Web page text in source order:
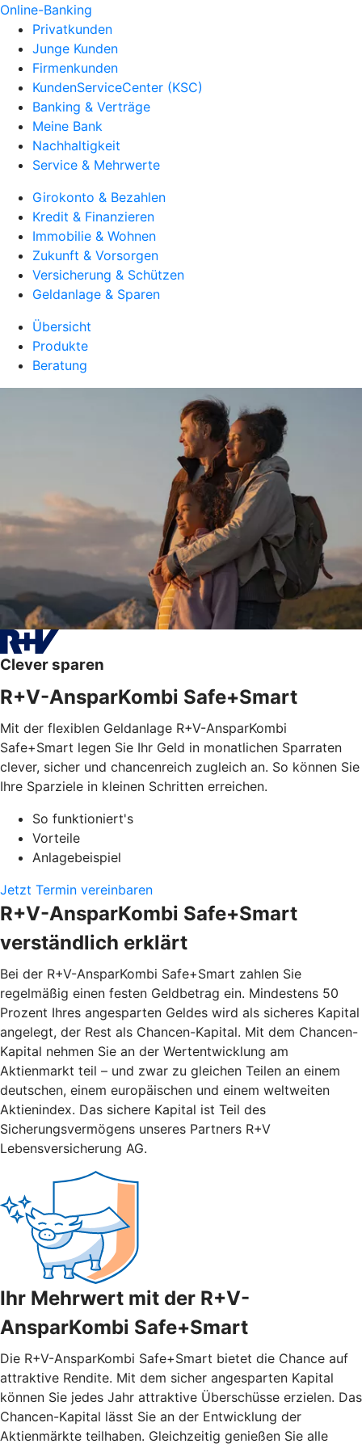
Online-Banking
Privatkunden
Junge Kunden
Firmenkunden
KundenServiceCenter (KSC)
Banking & Verträge
Meine Bank
Nachhaltigkeit
Service & Mehrwerte
Girokonto & Bezahlen
Kredit & Finanzieren
Immobilie & Wohnen
Zukunft & Vorsorgen
Versicherung & Schützen
Geldanlage & Sparen
Übersicht
Produkte
Beratung
Clever sparen
R+V-AnsparKombi Safe+Smart
Mit der flexiblen Geldanlage R+V-AnsparKombi
Safe+Smart legen Sie Ihr Geld in monatlichen Sparraten
clever, sicher und chancenreich zugleich an. So können Sie
Ihre Sparziele in kleinen Schritten erreichen.
So funktioniert's
Vorteile
Anlagebeispiel
Jetzt Termin vereinbaren
R+V-AnsparKombi Safe+Smart
verständlich erklärt
Bei der R+V-AnsparKombi Safe+Smart zahlen Sie
regelmäßig einen festen Geldbetrag ein. Mindestens 50
Prozent Ihres angesparten Geldes wird als sicheres Kapital
angelegt, der Rest als Chancen-Kapital. Mit dem Chancen-
Kapital nehmen Sie an der Wertentwicklung am
Aktienmarkt teil – und zwar zu gleichen Teilen an einem
deutschen, einem europäischen und einem weltweiten
Aktienindex. Das sichere Kapital ist Teil des
Sicherungsvermögens unseres Partners R+V
Lebensversicherung AG.
Ihr Mehrwert mit der R+V-
AnsparKombi Safe+Smart
Die R+V-AnsparKombi Safe+Smart bietet die Chance auf
attraktive Rendite. Mit dem sicher angesparten Kapital
können Sie jedes Jahr attraktive Überschüsse erzielen. Das
Chancen-Kapital lässt Sie an der Entwicklung der
Aktienmärkte teilhaben. Gleichzeitig genießen Sie alle